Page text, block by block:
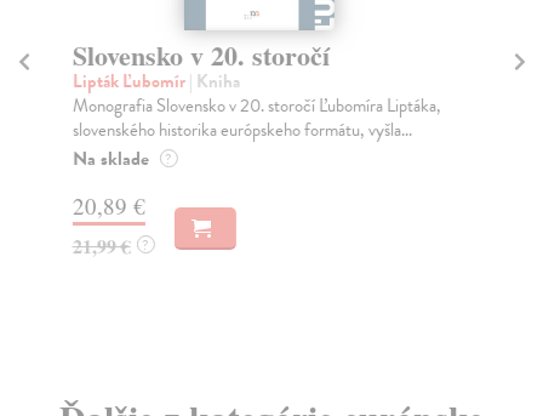
Slovensko v 20. storočí
Lipták Ľubomír| Kniha
Monografia Slovensko v 20. storočí Ľubomíra Liptáka,
slovenského historika európskeho formátu, vyšla...
Na sklade ?
20,89 €
21,99 € ?